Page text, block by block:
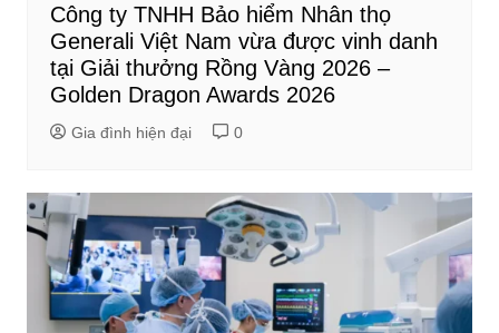
Công ty TNHH Bảo hiểm Nhân thọ
Generali Việt Nam vừa được vinh danh
tại Giải thưởng Rồng Vàng 2026 –
Golden Dragon Awards 2026
Gia đình hiện đại 0